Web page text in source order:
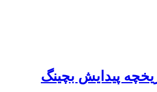
پیدایش بچینگ